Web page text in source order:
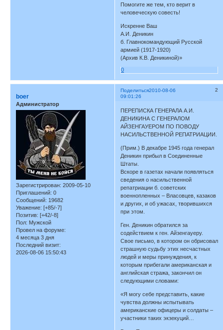
Помогите же тем, кто верит в
человеческую совесть!
Искренне Ваш
А.И. Деникин
б. Главнокомандующий Русской
армией (1917-1920)
(Архив К.В. Деникиной)»
0
Поделиться 2
2010-08-06
09:01:26
boer
Администратор
Зарегистрирован: 2009-05-10
Приглашений: 0
Сообщений: 19682
Уважение: [+85/-7]
Позитив: [+42/-8]
Пол: Мужской
Провел на форуме:
4 месяца 3 дня
Последний визит:
2026-08-06 15:50:43
ПЕРЕПИСКА ГЕНЕРАЛА А.И.
ДЕНИКИНА С ГЕНЕРАЛОМ
АЙЗЕНГАУЕРОМ ПО ПОВОДУ
НАСИЛЬСТВЕННОЙ РЕПАТРИАЦИИ.
(Прим.) В декабре 1945 года генерал
Деникин прибыл в Соединенные
Штаты.
Вскоре в газетах начали появляться
сведения о насильственной
репатриации б. советских
военнопленных – Власовцев, казаков
и других, и об ужасах, творившихся
при этом.
Ген. Деникин обратился за
содействием к ген. Айзенгауеру.
Свое письмо, в котором он обрисовал
страшную судьбу этих несчастных
людей и меры принуждения, к
которым прибегали американская и
английская стража, закончил он
следующими словами:
«Я могу себе представить, какие
чувства должны испытывать
американские офицеры и солдаты –
участники таких экзекуций…